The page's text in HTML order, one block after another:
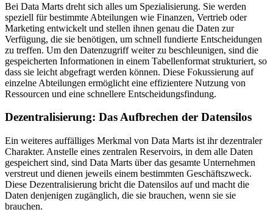
Bei Data Marts dreht sich alles um Spezialisierung. Sie werden
speziell für bestimmte Abteilungen wie Finanzen, Vertrieb oder
Marketing entwickelt und stellen ihnen genau die Daten zur
Verfügung, die sie benötigen, um schnell fundierte Entscheidungen
zu treffen. Um den Datenzugriff weiter zu beschleunigen, sind die
gespeicherten Informationen in einem Tabellenformat strukturiert, so
dass sie leicht abgefragt werden können. Diese Fokussierung auf
einzelne Abteilungen ermöglicht eine effizientere Nutzung von
Ressourcen und eine schnellere Entscheidungsfindung.
Dezentralisierung: Das Aufbrechen der Datensilos
Ein weiteres auffälliges Merkmal von Data Marts ist ihr dezentraler
Charakter. Anstelle eines zentralen Reservoirs, in dem alle Daten
gespeichert sind, sind Data Marts über das gesamte Unternehmen
verstreut und dienen jeweils einem bestimmten Geschäftszweck.
Diese Dezentralisierung bricht die Datensilos auf und macht die
Daten denjenigen zugänglich, die sie brauchen, wenn sie sie
brauchen.